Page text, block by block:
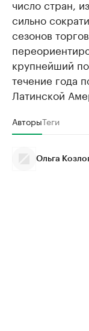
число стран,
сильно
сезонов
крупнейший
течение года
Латинской
АвторыТеги
Ольга